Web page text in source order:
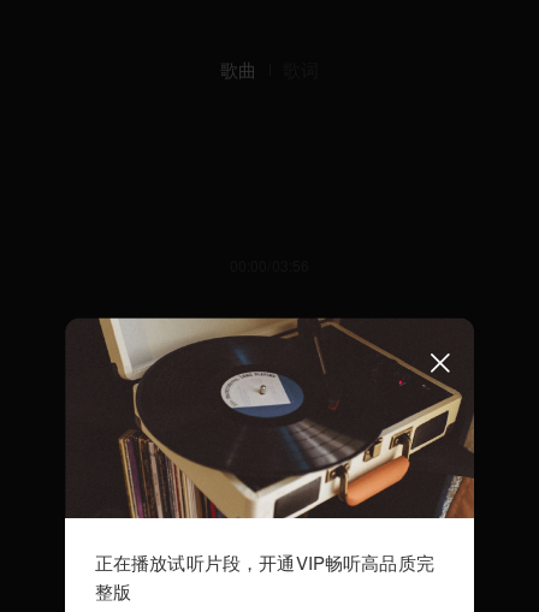
歌曲
正在播放试听片段，开通VIP畅听高品质完
整版
